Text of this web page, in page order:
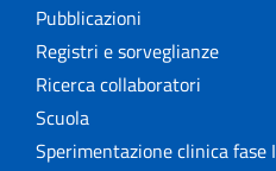
Pubblicazioni
Registri e sorveglianze
Ricerca collaboratori
Scuola
Sperimentazione clinica fase I